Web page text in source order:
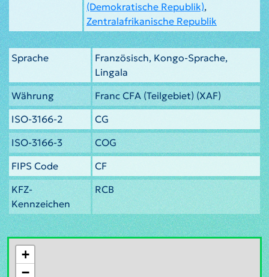
(Demokratische Republik),
Zentralafrikanische Republik
Sprache
Französisch, Kongo-Sprache,
Lingala
Währung
Franc CFA (Teilgebiet) (XAF)
ISO-3166-2
CG
ISO-3166-3
COG
FIPS Code
CF
KFZ-
Kennzeichen
RCB
+
−